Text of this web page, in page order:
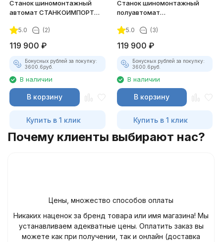
Станок шиномонтажный
автомат СТАНКОИМПОРТ
5.0 (2)
119 900 ₽
Бонусных рублей за покупку:
3600.6руб.
В наличии
В корзину
Купить в 1 клик
Станок шиномонтажный
полуавтомат
220В GT-305A
5.0 (3)
119 900 ₽
Бонусных рублей за покупку:
3600.6руб.
В наличии
В корзину
Купить в 1 клик
Почему клиенты выбирают нас?
Цены, множество способов оплаты
Никаких наценок за бренд товара или имя магазина! Мы
устанавливаем адекватные цены. Оплатить заказ вы
можете как при получении, так и онлайн (доставка